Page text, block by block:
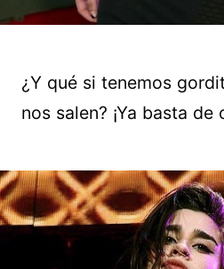
¿Y qué si tenemos
nos salen? ¡Ya basta